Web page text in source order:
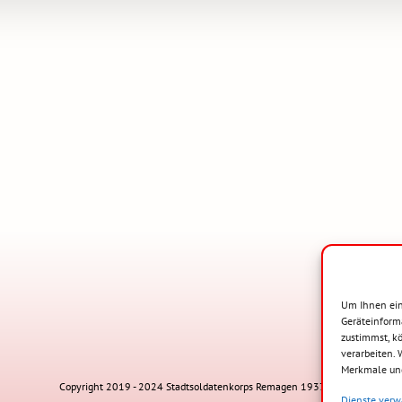
Um Ihnen
zustimmst,
verarbeiten.
Merkmale
Copyright 2019 - 2024 Stadtsoldatenkorps Remagen 1937 e.V.